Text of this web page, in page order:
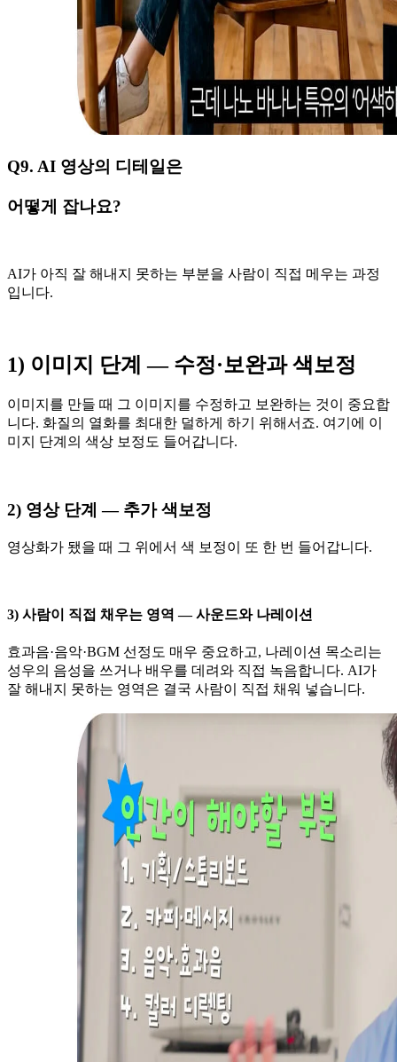
Q9. AI 영상의 디테일은
어떻게 잡나요?
AI가 아직 잘 해내지 못하는 부분을 사람이 직접 메우는 과정
입니다.
1) 이미지 단계 — 수정·보완과 색보정
이미지를 만들 때 그 이미지를 수정하고 보완하는 것이 중요합
니다. 화질의 열화를 최대한 덜하게 하기 위해서죠. 여기에 이
미지 단계의 색상 보정도 들어갑니다.
2) 영상 단계 — 추가 색보정
영상화가 됐을 때 그 위에서 색 보정이 또 한 번 들어갑니다.
3) 사람이 직접 채우는 영역 — 사운드와 나레이션
효과음·음악·BGM 선정도 매우 중요하고, 나레이션 목소리는
성우의 음성을 쓰거나 배우를 데려와 직접 녹음합니다. AI가
잘 해내지 못하는 영역은 결국 사람이 직접 채워 넣습니다.